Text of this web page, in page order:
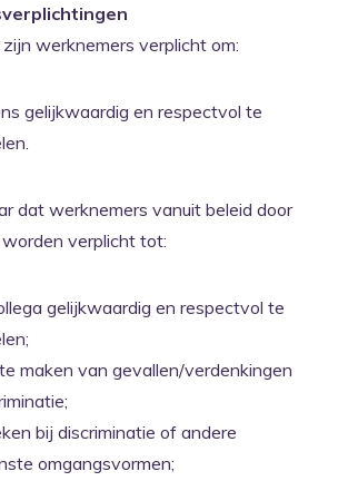
werknemers verplicht om:
gelijkwaardig en respectvol te
dat werknemers vanuit beleid door
verplicht tot:
gelijkwaardig en respectvol te
maken van gevallen/verdenkingen
bij discriminatie of andere
omgangsvormen;